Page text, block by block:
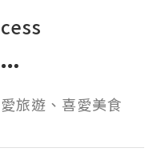
旅遊、喜愛美食